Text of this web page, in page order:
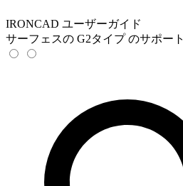
IRONCAD ユーザーガイド
サーフェスの G2タイプ のサポート